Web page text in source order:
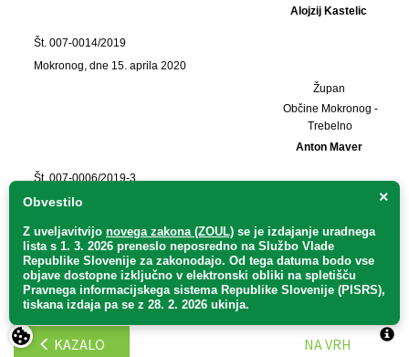
Alojzij Kastelic
Št. 007-0014/2019
Mokronog, dne 15. aprila 2020
Župan
Občine Mokronog -
Trebelno
Anton Maver
Št. 007-0006/2019-3
Mirna, dne 3. aprila 2020
Župan
Občine Mirna
Dušan Skerbiš
KAZALO NA VRH
×
Obvestilo
Z uveljavitvijo novega zakona (ZOUL) se je izdajanje uradnega
lista s 1. 3. 2026 preneslo neposredno na Službo Vlade
Republike Slovenije za zakonodajo. Od tega datuma bodo vse
objave dostopne izključno v elektronski obliki na spletišču
Pravnega informacijskega sistema Republike Slovenije (PISRS),
tiskana izdaja pa se z 28. 2. 2026 ukinja.